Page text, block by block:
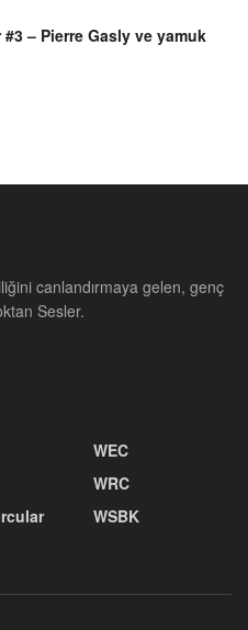
#3 – Pierre Gasly ve yamuk
canlandırmaya gelen, genç
Sesler.
WEC
WRC
WSBK